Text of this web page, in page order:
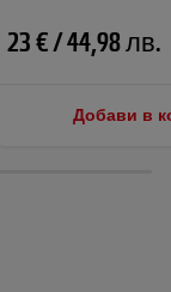
23 € / 44,98 лв.
Добави в